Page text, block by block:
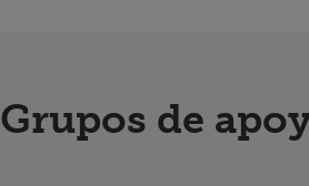
Grupos de